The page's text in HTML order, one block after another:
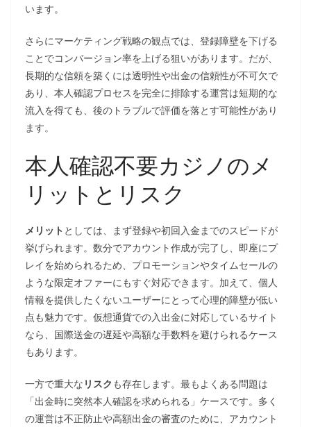
います。
さらにマーケティング戦略の観点では、登録障壁を下げる
ことでコンバージョン率を上げる狙いがあります。だが、
長期的な信頼を築くには透明性や出金の信頼性が不可欠で
あり、本人確認プロセスを完全に排除する運営は短期的な
流入を得ても、後のトラブルで評価を落とす可能性があり
ます。
本人確認不要カジノのメ
リットとリスク
メリット としては、まず登録や初回入金までのスピードが
挙げられます。数分でアカウント作成が完了し、即座にプ
レイを始められるため、プロモーションやタイムセールの
ような限定オファーにもすぐ対応できます。加えて、個人
情報を提供したくないユーザーにとって心理的障壁が低い
点も魅力です。仮想通貨での入出金に対応しているサイト
なら、国際送金の遅延や高額な手数料を避けられるケース
もあります。
一方で重大な リスク も存在します。最もよくある問題は
「出金時に突然本人確認を求められる」ケースです。多く
の運営は不正防止や高額出金の審査のために、アカウント